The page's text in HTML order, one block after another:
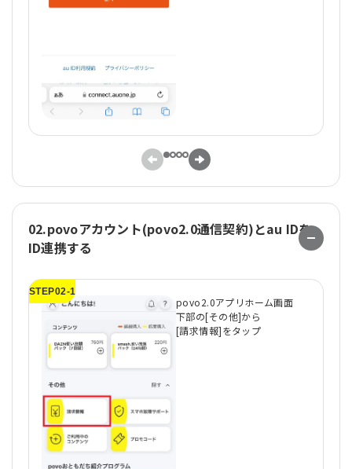
02.povoアカウント(povo2.0通信契約)とau IDを
ID連携する
STEP02-1
povo2.0アプリホーム画面
下部の[その他]から
[請求情報]をタップ